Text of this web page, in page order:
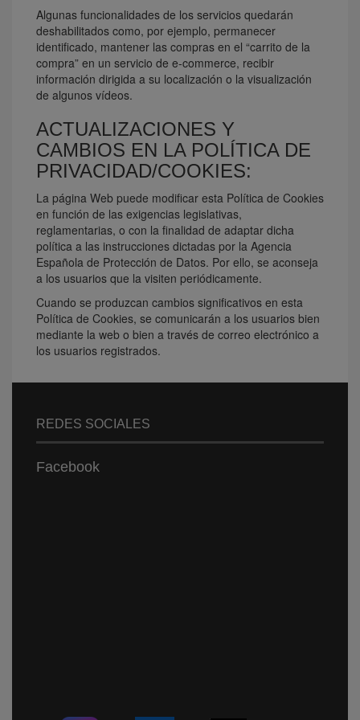
Algunas funcionalidades de los servicios quedarán
deshabilitados como, por ejemplo, permanecer
identificado, mantener las compras en el “carrito de la
compra” en un servicio de e-commerce, recibir
información dirigida a su localización o la visualización
de algunos vídeos.
ACTUALIZACIONES Y
CAMBIOS EN LA POLÍTICA DE
PRIVACIDAD/COOKIES:
La página Web puede modificar esta Política de Cookies
en función de las exigencias legislativas,
reglamentarias, o con la finalidad de adaptar dicha
política a las instrucciones dictadas por la Agencia
Española de Protección de Datos. Por ello, se aconseja
a los usuarios que la visiten periódicamente.
Cuando se produzcan cambios significativos en esta
Política de Cookies, se comunicarán a los usuarios bien
mediante la web o bien a través de correo electrónico a
los usuarios registrados.
REDES SOCIALES
Facebook